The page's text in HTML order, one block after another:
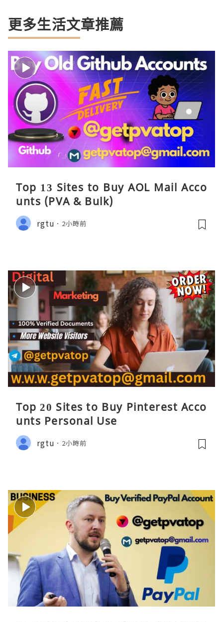
更多生活文章推薦
Top 13 Sites to Buy AOL Mail Acco
unts (PVA & Bulk)
rgtu 2小時前
Top 20 Sites to Buy Pinterest Acco
unts Personal Use
rgtu 2小時前